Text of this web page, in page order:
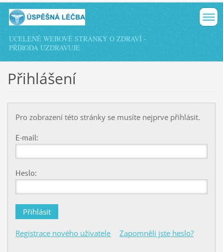
UCELENÉ WEBOVÉ STRÁNKY O ZDRAVÍ -
PŘÍRODA UZDRAVUJE
Přihlášení
Pro zobrazení této stránky se musíte nejprve přihlásit.
E-mail:
Heslo:
Registrace nového uživatele Zapomněli jste heslo?